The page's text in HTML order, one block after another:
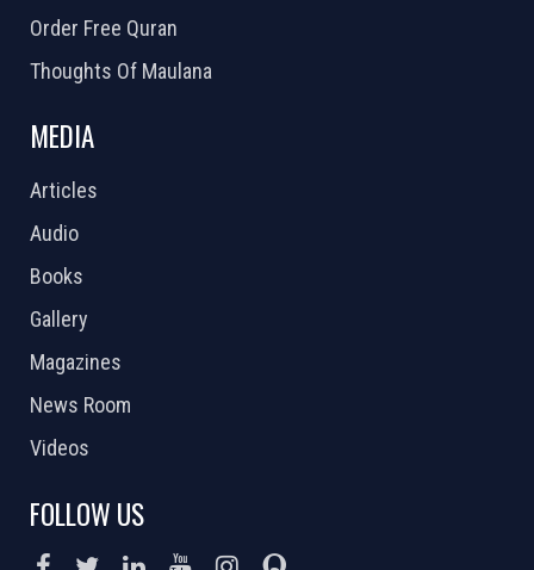
Order Free Quran
Thoughts Of Maulana
MEDIA
Articles
Audio
Books
Gallery
Magazines
News Room
Videos
FOLLOW US